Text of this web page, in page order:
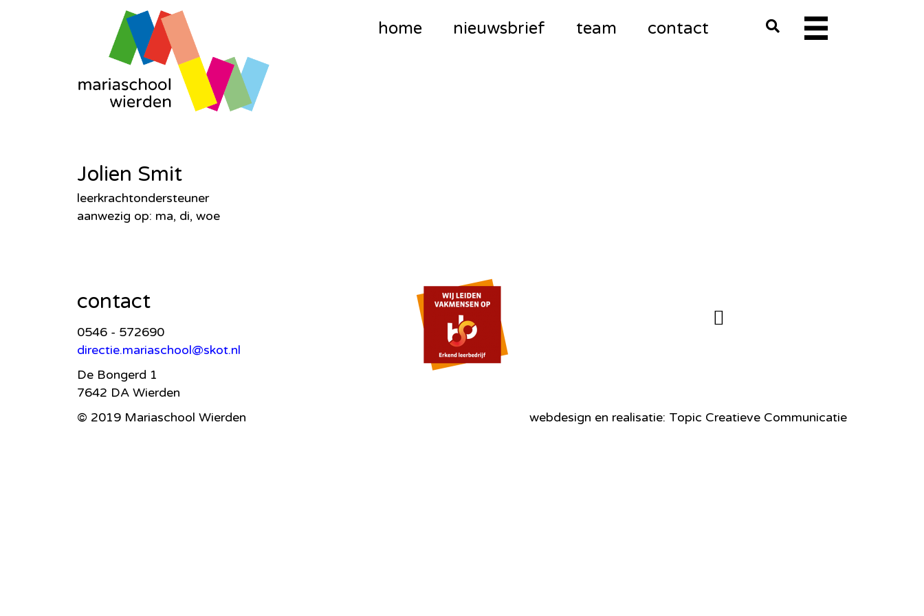
home nieuwsbrief team contact
Jolien Smit
leerkrachtondersteuner
aanwezig op: ma, di, woe
contact
0546 - 572690
directie.mariaschool@skot.nl
De Bongerd 1
7642 DA Wierden
© 2019 Mariaschool Wierden
webdesign en realisatie: Topic Creatieve Communicatie